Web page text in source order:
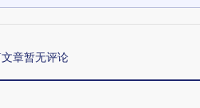
章暂无评论